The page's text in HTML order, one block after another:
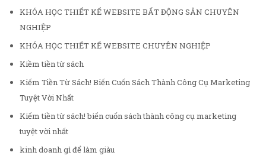
KHÓA HỌC THIẾT KẾ WEBSITE BẤT ĐỘNG SẢN CHUYÊN
NGHIỆP
KHÓA HỌC THIẾT KẾ WEBSITE CHUYÊN NGHIỆP
Kiềm tiền từ sách
Kiếm Tiền Từ Sách! Biến Cuốn Sách Thành Công Cụ Marketing
Tuyệt Vời Nhất
Kiếm tiền từ sách! biến cuốn sách thành công cụ marketing
tuyệt vời nhất
kinh doanh gì để làm giàu